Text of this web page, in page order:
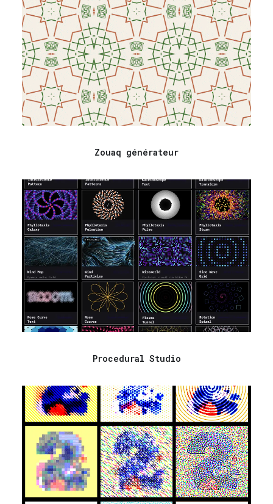
Zouaq générateur
Procedural Studio